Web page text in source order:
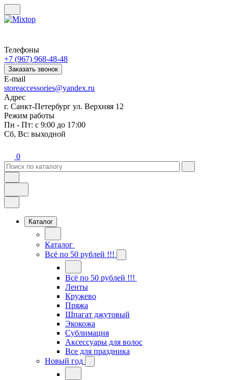
Телефоны
+7 (967) 968-48-48
Заказать звонок
E-mail
storeaccessories@yandex.ru
Адрес
г. Санкт-Петербург ул. Верхняя 12
Режим работы
Пн - Пт: с 9:00 до 17:00
Сб, Вс: выходной
0
Каталог
Каталог
Всё по 50 рублей !!!
Всё по 50 рублей !!!
Ленты
Кружево
Пряжа
Шпагат джутовый
Экокожа
Сублимация
Аксессуары для волос
Все для праздника
Новый год